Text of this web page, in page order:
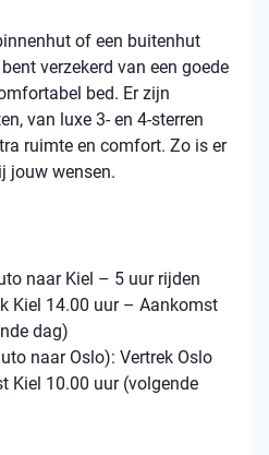
of een buitenhut
verzekerd van een goede
bed. Er zijn
van luxe 3- en 4-sterren
ruimte en comfort. Zo is er
jouw wensen.
naar Kiel – 5 uur rijden
Kiel 14.00 uur – Aankomst
dag)
naar Oslo): Vertrek Oslo
Kiel 10.00 uur (volgende